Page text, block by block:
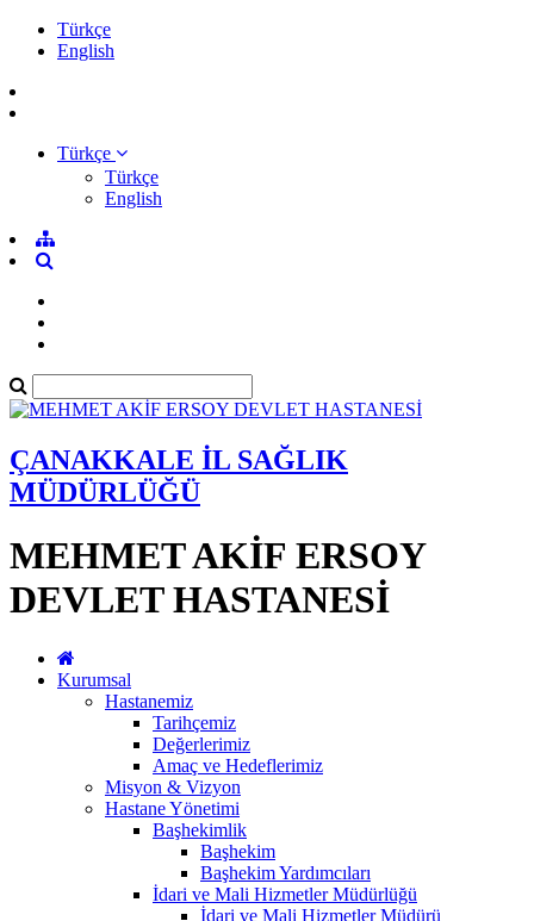
Türkçe
English
Türkçe
Türkçe
English
ÇANAKKALE İL SAĞLIK
MÜDÜRLÜĞÜ
MEHMET AKİF ERSOY
DEVLET HASTANESİ
Kurumsal
Hastanemiz
Tarihçemiz
Değerlerimiz
Amaç ve Hedeflerimiz
Misyon & Vizyon
Hastane Yönetimi
Başhekimlik
Başhekim
Başhekim Yardımcıları
İdari ve Mali Hizmetler Müdürlüğü
İdari ve Mali Hizmetler Müdürü